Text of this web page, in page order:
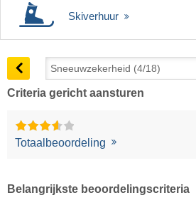
Skiverhuur
Criteria gericht aansturen
Totaalbeoordeling
Belangrijkste beoordelingscriteria